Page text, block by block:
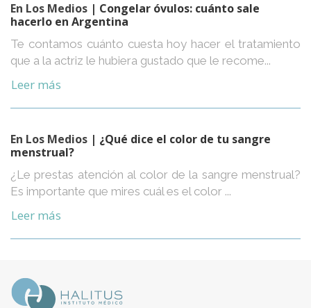
En Los Medios | Congelar óvulos: cuánto sale
hacerlo en Argentina
Te contamos cuánto cuesta hoy hacer el tratamiento
que a la actriz le hubiera gustado que le recome...
Leer más
En Los Medios | ¿Qué dice el color de tu sangre
menstrual?
¿Le prestas atención al color de la sangre menstrual?
Es importante que mires cuál es el color ...
Leer más